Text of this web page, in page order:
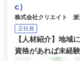
c）
株式会社クリエイト 派
正社員
【人材紹介】地域
資格があれば未経